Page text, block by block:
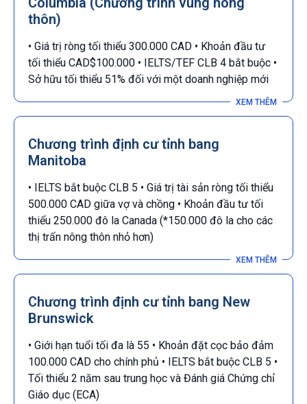
thôn)
• Giá trị ròng tối thiểu 300.000 CAD • Khoản đầu tư
tối thiểu CAD$100.000 • IELTS/TEF CLB 4 bắt buộc •
Sở hữu tối thiểu 51% đối với một doanh nghiệp mới
Chương trình định cư tỉnh bang
Manitoba
• IELTS bắt buộc CLB 5 • Giá trị tài sản ròng tối thiểu
500.000 CAD giữa vợ và chồng • Khoản đầu tư tối
thiểu 250.000 đô la Canada (*150.000 đô la cho các
thị trấn nông thôn nhỏ hơn)
Chương trình định cư tỉnh bang New
Brunswick
• Giới hạn tuổi tối đa là 55 • Khoản đặt cọc bảo đảm
100.000 CAD cho chính phủ • IELTS bắt buộc CLB 5 •
Tối thiểu 2 năm sau trung học và Đánh giá Chứng chỉ
Giáo dục (ECA)